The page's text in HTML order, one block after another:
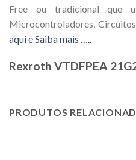
Free ou tradicional que
Microcontroladores,
aqui e Saiba mais …..
Rexroth VTDFPEA
PRODUTOS